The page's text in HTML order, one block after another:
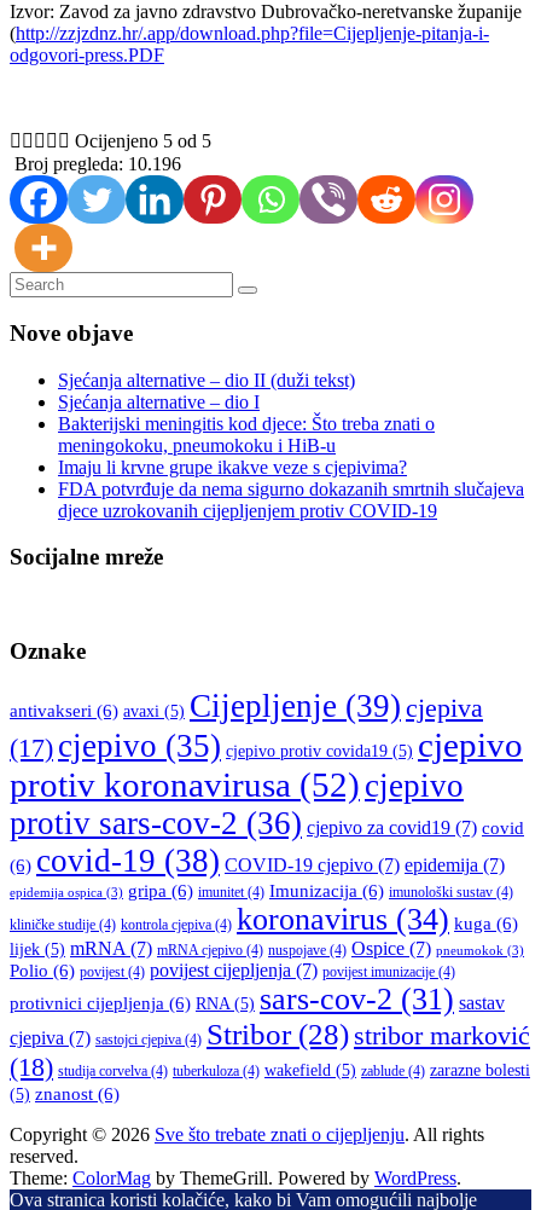
Izvor: Zavod za javno zdravstvo Dubrovačko-neretvanske županije
(http://zzjzdnz.hr/.app/download.php?file=Cijepljenje-pitanja-i-
odgovori-press.PDF
     Ocijenjeno 5 od 5
Broj pregleda: 10.196
Nove objave
Sjećanja alternative – dio II (duži tekst)
Sjećanja alternative – dio I
Bakterijski meningitis kod djece: Što treba znati o
meningokoku, pneumokoku i HiB-u
Imaju li krvne grupe ikakve veze s cjepivima?
FDA potvrđuje da nema sigurno dokazanih smrtnih slučajeva
djece uzrokovanih cijepljenjem protiv COVID-19
Socijalne mreže
Oznake
antivakseri (6) avaxi (5) Cijepljenje (39) cjepiva
(17) cjepivo (35) cjepivo protiv covida19 (5) cjepivo
protiv koronavirusa (52) cjepivo
protiv sars-cov-2 (36) cjepivo za covid19 (7) covid
(6) covid-19 (38) COVID-19 cjepivo (7) epidemija (7)
epidemija ospica (3) gripa (6) imunitet (4) Imunizacija (6) imunološki sustav (4)
kliničke studije (4) kontrola cjepiva (4) koronavirus (34) kuga (6)
lijek (5) mRNA (7) mRNA cjepivo (4) nuspojave (4) Ospice (7) pneumokok (3)
Polio (6) povijest (4) povijest cijepljenja (7) povijest imunizacije (4)
protivnici cijepljenja (6) RNA (5) sars-cov-2 (31) sastav
cjepiva (7) sastojci cjepiva (4) Stribor(28) stribor marković
(18) studija corvelva (4) tuberkuloza (4) wakefield (5) zablude (4) zarazne bolesti
(5) znanost (6)
Copyright © 2026 Sve što trebate znati o cijepljenju. All rights
reserved.
Theme: ColorMag by ThemeGrill. Powered by WordPress.
Ova stranica koristi kolačiće, kako bi Vam omogućili najbolje